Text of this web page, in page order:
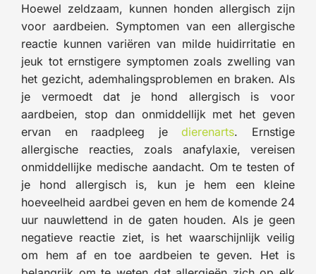
Hoewel zeldzaam, kunnen honden allergisch zijn
voor aardbeien. Symptomen van een allergische
reactie kunnen variëren van milde huidirritatie en
jeuk tot ernstigere symptomen zoals zwelling van
het gezicht, ademhalingsproblemen en braken. Als
je vermoedt dat je hond allergisch is voor
aardbeien, stop dan onmiddellijk met het geven
ervan en raadpleeg jedierenarts. Ernstige
allergische reacties, zoals anafylaxie, vereisen
onmiddellijke medische aandacht. Om te testen of
je hond allergisch is, kun je hem een kleine
hoeveelheid aardbei geven en hem de komende 24
uur nauwlettend in de gaten houden. Als je geen
negatieve reactie ziet, is het waarschijnlijk veilig
om hem af en toe aardbeien te geven. Het is